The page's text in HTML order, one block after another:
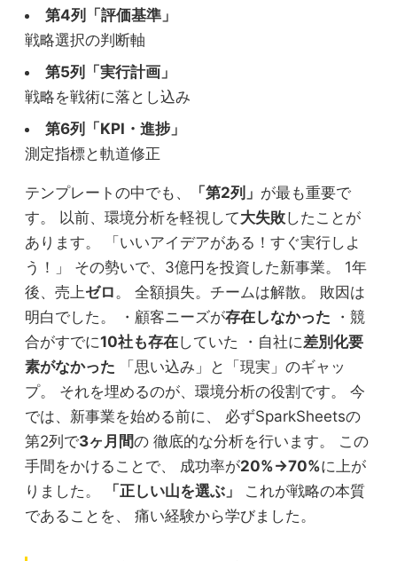
第4列「評価基準」
戦略選択の判断軸
第5列「実行計画」
戦略を戦術に落とし込み
第6列「KPI・進捗」
測定指標と軌道修正
テンプレートの中でも、 「第2列」 が最も重要で
す。 以前、環境分析を軽視して大失敗したことが
あります。 「いいアイデアがある！すぐ実行しよ
う！」 その勢いで、3億円を投資した新事業。 1年
後、売上ゼロ。 全額損失。チームは解散。 敗因は
明白でした。 ・顧客ニーズが存在しなかった ・競
合がすでに10社も存在していた ・自社に差別化要
素がなかった 「思い込み」と「現実」のギャッ
プ。 それを埋めるのが、環境分析の役割です。 今
では、新事業を始める前に、 必ずSparkSheetsの
第2列で3ヶ月間の 徹底的な分析を行います。 この
手間をかけることで、 成功率が20%→70%に上が
りました。
「正しい山を選ぶ」
これが戦略の本質
であることを、 痛い経験から学びました。